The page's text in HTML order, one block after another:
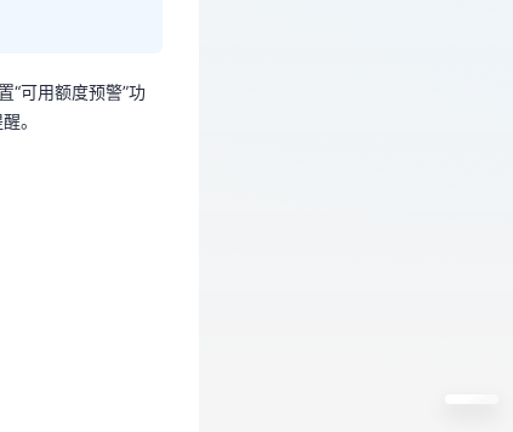
可用额度预警”功
。
“可用额度预警”功
。